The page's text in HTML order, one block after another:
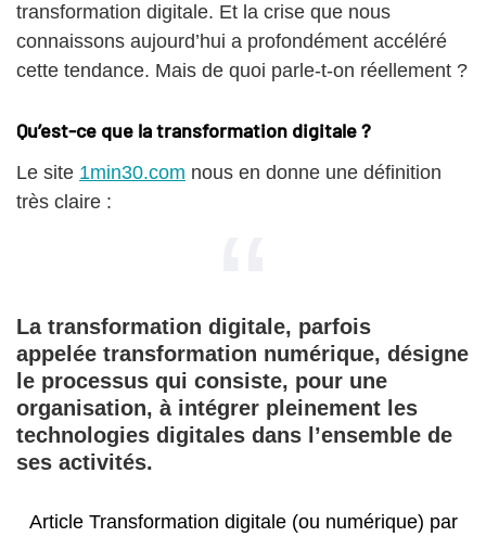
transformation digitale. Et la crise que nous
connaissons aujourd’hui a profondément accéléré
cette tendance. Mais de quoi parle-t-on réellement ?
Qu’est-ce que la transformation digitale ?
Le site 1min30.com nous en donne une définition
très claire :
La transformation digitale, parfois
appelée transformation numérique, désigne
le processus qui consiste, pour une
organisation, à intégrer pleinement les
technologies digitales dans l’ensemble de
ses activités.
Article Transformation digitale (ou numérique) par